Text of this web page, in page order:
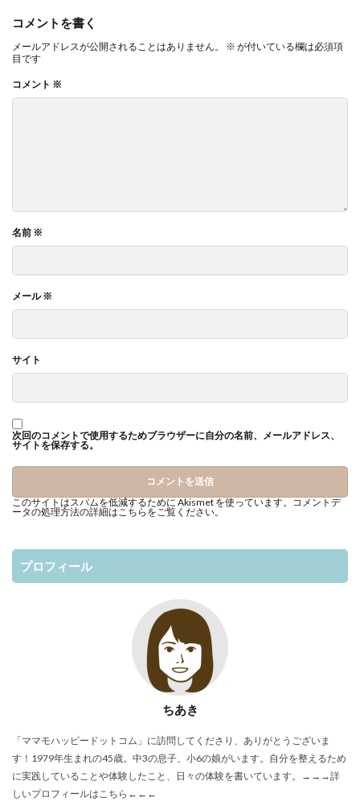
コメントを書く
メールアドレスが公開されることはありません。 ※ が付いている欄は必須項
目です
コメント ※
名前 ※
メール※
サイト
次回のコメントで使用するためブラウザーに自分の名前、メールアドレス、
サイトを保存する。
このサイトはスパムを低減するために Akismet を使っています。コメントデ
ータの処理方法の詳細はこちらをご覧ください。
プロフィール
ちあき
「ママモハッピードットコム」に訪問してくださり、ありがとうございま
す！1979年生まれの45歳。中3の息子、小6の娘がいます。自分を整えるため
に実践していることや体験したこと、日々の体験を書いています。
→→→詳
しいプロフィールはこちら←←←